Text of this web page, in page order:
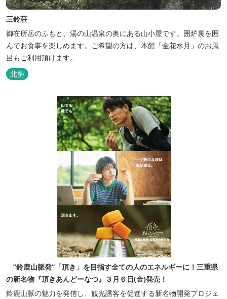
三鈴荘
御在所岳のふもと、湯の山温泉の奥にある山小屋です。囲炉裏を囲
んでお食事を楽しめます。ご希望の方は、本館「金花水月」のお風
呂もご利用頂けます。
北勢
”鈴鹿山脈発”「頂き」を目指す全ての人のエネルギーに！三重県
の新名物『頂きあんどーなつ』３月６日(金)発売！
鈴鹿山脈の魅力を発信し、観光誘客を促進する新名物開発プロジェ